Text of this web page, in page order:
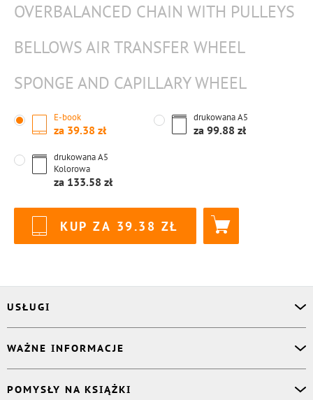
OVERBALANCED CHAIN WITH PULLEYS
BELLOWS AIR TRANSFER WHEEL
SPONGE AND CAPILLARY WHEEL
E-book
za 39.38
drukowanaA5
za 99.88
drukowanaA5
Kolorowa
za 133.58
KUP ZA 39.38
USŁUGI
Korektor
Projektant okładki
Druk Twojej książki
WAŻNE INFORMACJE
Książki Ridero
POMYSŁY NA KSIĄŻKI